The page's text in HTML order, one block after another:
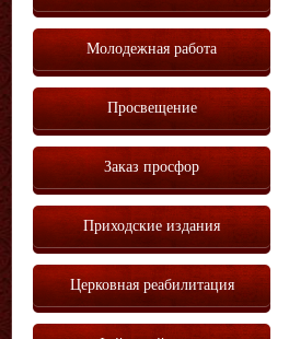
Молодежная работа
Просвещение
Заказ просфор
Приходские издания
Церковная реабилитация